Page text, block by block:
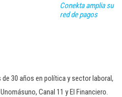
Conekta amplia su
red de pagos
30 años en política y sector laboral,
Canal 11 y El Financiero.